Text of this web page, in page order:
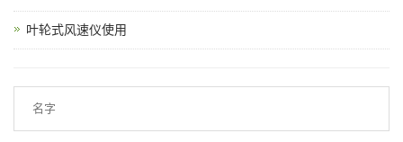
叶轮式风速仪使用